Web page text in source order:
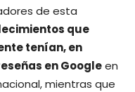
de esta
que
tenían, en
en Googleen
mientras que